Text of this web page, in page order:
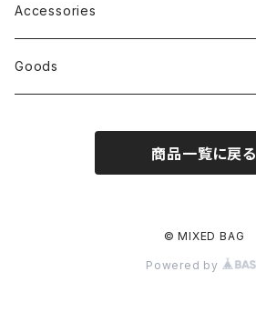
Accessories
Goods
商品一覧に戻る
© MIXED BAG
Powered by